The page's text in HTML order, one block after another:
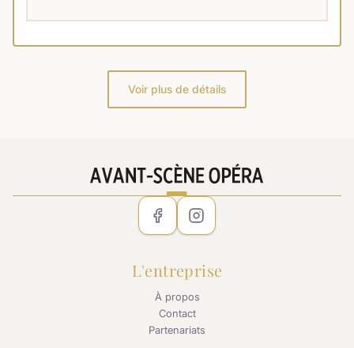
Voir plus de détails
L'entreprise
À propos
Contact
Partenariats